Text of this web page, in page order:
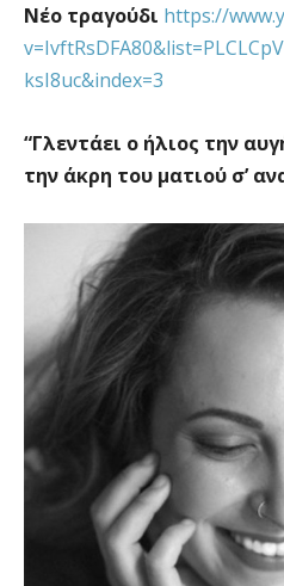
Νέο τραγούδι https://
ksI8uc&index=3
“Γλεντάει ο ήλιος την
την άκρη του ματιού σ’